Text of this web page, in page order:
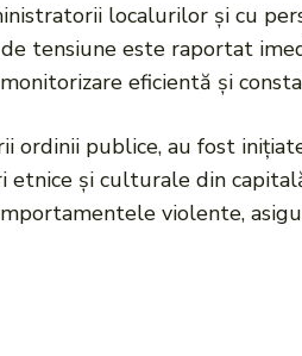
localurilor și cu
tensiune este raportat
eficientă și
publice, au fost
și culturale din
violente,